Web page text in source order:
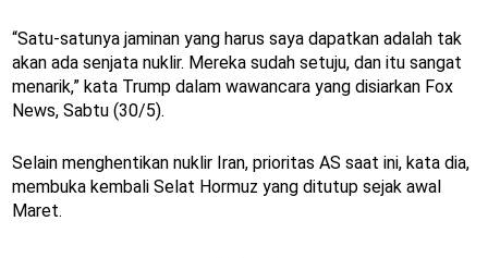
“Satu-satunya jaminan yang harus saya dapatkan adalah tak
akan ada senjata nuklir. Mereka sudah setuju, dan itu sangat
menarik,” kata Trump dalam wawancara yang disiarkan Fox
News, Sabtu (30/5).
Selain menghentikan nuklir Iran, prioritas AS saat ini, kata dia,
membuka kembali Selat Hormuz yang ditutup sejak awal
Maret.